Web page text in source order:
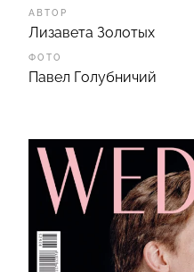
АВТОР
Лизавета Золотых
ФОТО
Павел Голубничий